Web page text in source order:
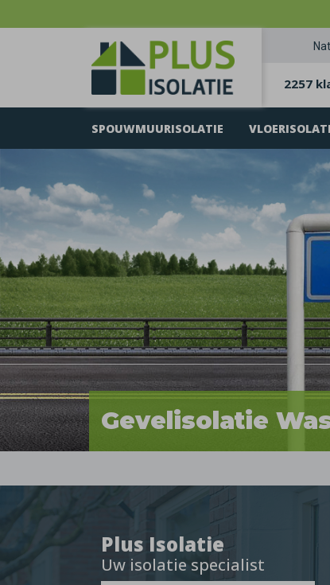
2257
SPOUWMUURISOLATIE
Gevelisolatie
Plus Isolatie
Uw isolatie specialist